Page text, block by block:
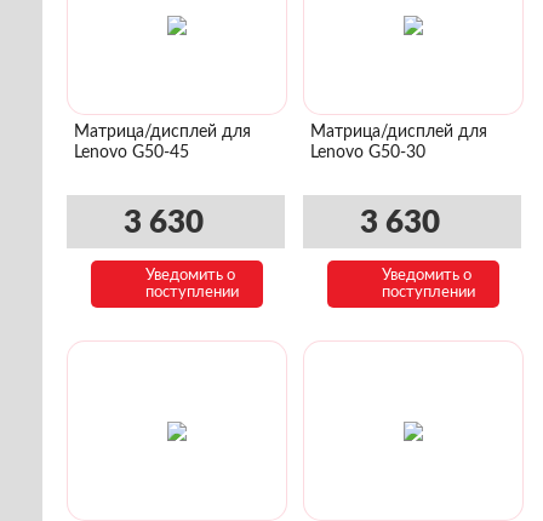
Матрица/дисплей для
Lenovo G50-45
3 630
Уведомить о
поступлении
Матрица/дисплей для
Lenovo G50-30
3 630
Уведомить о
поступлении